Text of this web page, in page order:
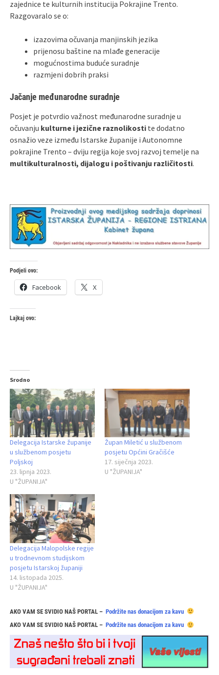
zajednice te kulturnih institucija Pokrajine Trento.
Razgovaralo se o:
izazovima očuvanja manjinskih jezika
prijenosu baštine na mlađe generacije
mogućnostima buduće suradnje
razmjeni dobrih praksi
Jačanje međunarodne suradnje
Posjet je potvrdio važnost međunarodne suradnje u
očuvanju kulturne i jezične raznolikosti te dodatno
osnažio veze između Istarske županije i Autonomne
pokrajine Trento – dviju regija koje svoj razvoj temelje na
multikulturalnosti, dijalogu i poštivanju različitosti.
Podjeli ovo:
Facebook X
Lajkaj ovo:
Srodno
Delegacija Istarske županije
u službenom posjetu
Poljskoj
23. lipnja 2023.
U "ŽUPANIJA"
Župan Miletić u službenom
posjetu Općini Gračišće
17. siječnja 2023.
U "ŽUPANIJA"
Delegacija Malopolske regije
u trodnevnom studijskom
posjetu Istarskoj županiji
14. listopada 2025.
U "ŽUPANIJA"
AKO VAM SE SVIDIO NAŠ PORTAL – Podržite nas donacijom za kavu
AKO VAM SE SVIDIO NAŠ PORTAL – Podržite nas donacijom za kavu